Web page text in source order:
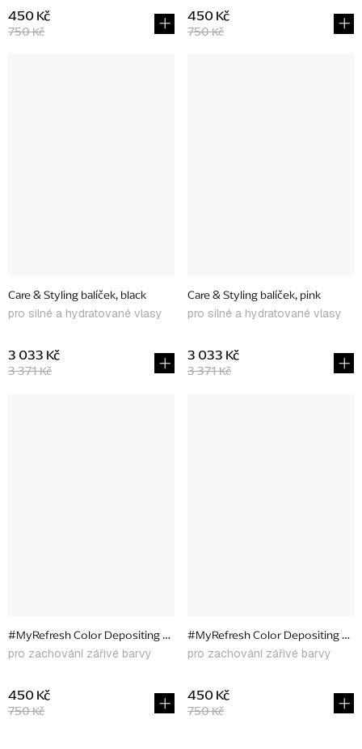
750 Kč
450 Kč
750 Kč
450 Kč
Care & Styling balíček, black
pro silné a hydratované vlasy
3 371 Kč
3 033 Kč
Care & Styling balíček, pink
pro silné a hydratované vlasy
3 371 Kč
3 033 Kč
#MyRefresh Color Depositing Conditioner Magenta Magic, 177 ml
pro zachování zářivé barvy
750 Kč
450 Kč
#MyRefresh Color Depositing
pro zachování zářivé barvy
750 Kč
450 Kč